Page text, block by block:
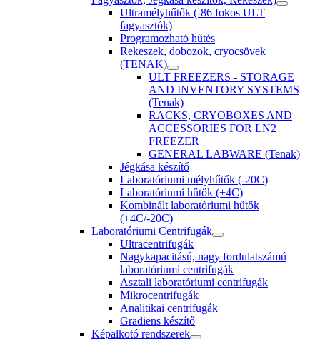
Ultramélyhűtők (-86 fokos ULT
fagyasztók)
Programozható hűtés
Rekeszek, dobozok, cryocsövek
(TENAK)
ULT FREEZERS - STORAGE
AND INVENTORY SYSTEMS
(Tenak)
RACKS, CRYOBOXES AND
ACCESSORIES FOR LN2
FREEZER
GENERAL LABWARE (Tenak)
Jégkása készítő
Laboratóriumi mélyhűtők (-20C)
Laboratóriumi hűtők (+4C)
Kombinált laboratóriumi hűtők
(+4C/-20C)
Laboratóriumi Centrifugák
Ultracentrifugák
Nagykapacitású, nagy fordulatszámú
laboratóriumi centrifugák
Asztali laboratóriumi centrifugák
Mikrocentrifugák
Analitikai centrifugák
Gradiens készítő
Képalkotó rendszerek